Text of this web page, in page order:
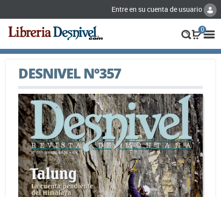
Entre en su cuenta de usuario
0
DESNIVEL Nº357